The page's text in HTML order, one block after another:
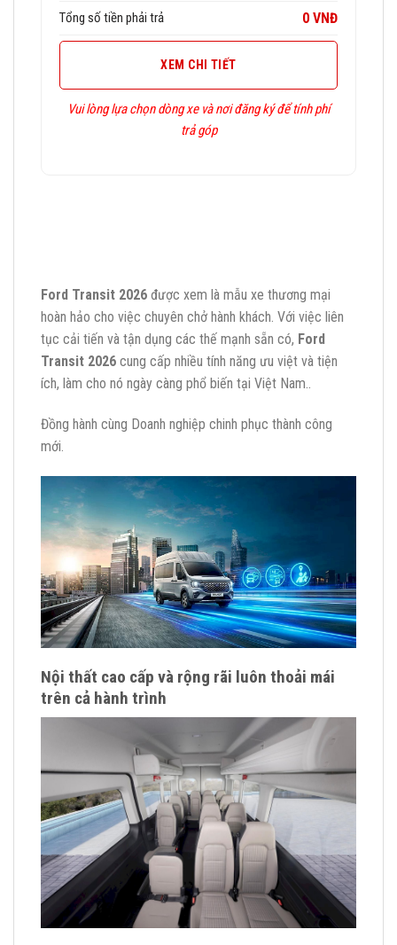
Tổng số tiền phải trả 0 VNĐ
XEM CHI TIẾT
Vui lòng lựa chọn dòng xe và nơi đăng ký để tính phí
trả góp
Ford Transit 2026 được xem là mẫu xe thương mại
hoàn hảo cho việc chuyên chở hành khách. Với việc liên
tục cải tiến và tận dụng các thế mạnh sẵn có, Ford
Transit 2026 cung cấp nhiều tính năng ưu việt và tiện
ích, làm cho nó ngày càng phổ biến tại Việt Nam..
Đồng hành cùng Doanh nghiệp chinh phục thành công
mới.
Nội thất cao cấp và rộng rãi luôn thoải mái
trên cả hành trình